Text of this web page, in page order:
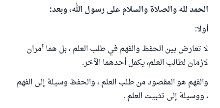
الحمد لله والصلاة والسلام على رسول الله، وبعد:
أولا:
لا تعارض بين الحفظ والفهم في طلب العلم ، بل هما أمران
لازمان لطالب العلم، يكمل أحدهما الآخر.
والفهم هو المقصود من طلب العلم ، والحفظ وسيلة إلى الفهم
، ووسيلة إلى تثبيت العلم .